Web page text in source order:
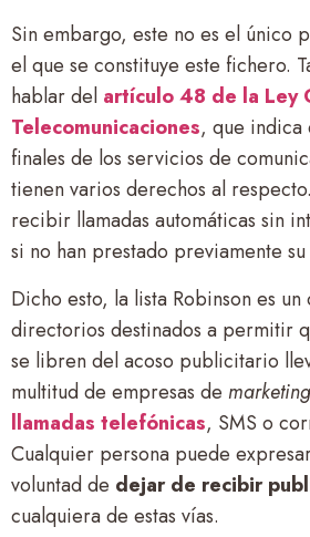
Sin embargo, este no es el único
el que se constituye este fichero.
hablar del artículo 48 de la Ley
Telecomunicaciones, que indica
finales de los servicios de
tienen varios derechos al
recibir llamadas automáticas sin
si no han prestado previamente
Dicho esto, la lista Robinson es un
directorios destinados a permitir
se libren del acoso publicitario
multitud de empresas de marketing
llamadas telefónicas, SMS o
Cualquier persona puede
voluntad de dejar de recibir
cualquiera de estas vías.